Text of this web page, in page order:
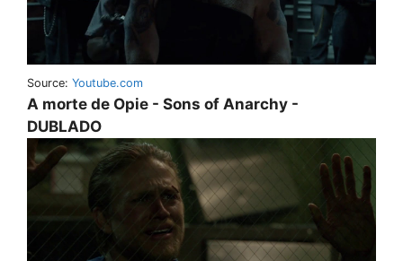
Source: Youtube.com
A morte de Opie - Sons of Anarchy -
DUBLADO